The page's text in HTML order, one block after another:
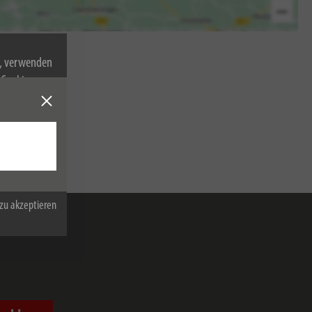
verwenden
zu.
akzeptieren